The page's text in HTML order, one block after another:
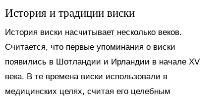
История и традиции виски
История виски насчитывает несколько веков.
Считается, что первые упоминания о виски
появились в Шотландии и Ирландии в начале XV
века. В те времена виски использовали в
медицинских целях, считая его целебным